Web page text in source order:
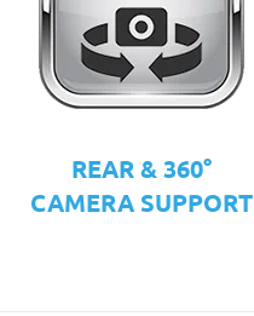
REAR & 360°
CAMERA SUPPORT